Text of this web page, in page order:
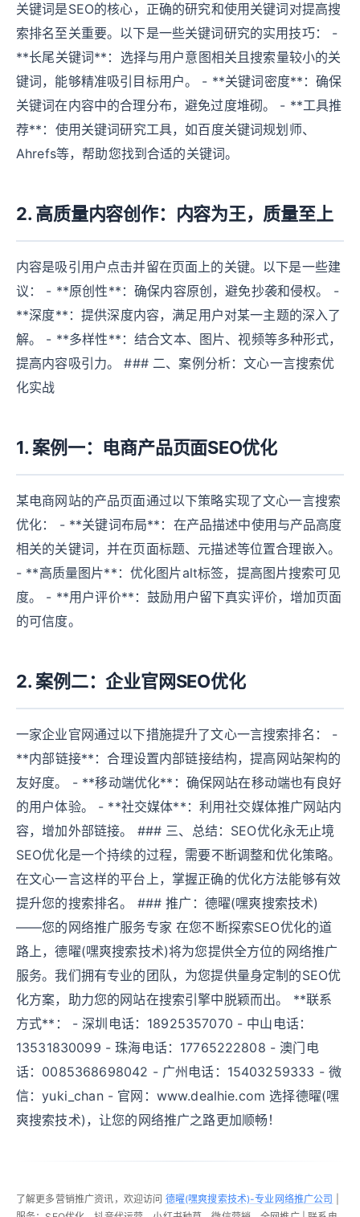
关键词是SEO的核心，正确的研究和使用关键词对提高搜
索排名至关重要。以下是一些关键词研究的实用技巧： -
**长尾关键词**：选择与用户意图相关且搜索量较小的关
键词，能够精准吸引目标用户。 - **关键词密度**：确保
关键词在内容中的合理分布，避免过度堆砌。 - **工具推
荐**：使用关键词研究工具，如百度关键词规划师、
Ahrefs等，帮助您找到合适的关键词。
2. 高质量内容创作：内容为王，质量至上
内容是吸引用户点击并留在页面上的关键。以下是一些建
议： - **原创性**：确保内容原创，避免抄袭和侵权。 -
**深度**：提供深度内容，满足用户对某一主题的深入了
解。 - **多样性**：结合文本、图片、视频等多种形式，
提高内容吸引力。 ### 二、案例分析：文心一言搜索优
化实战
1. 案例一：电商产品页面SEO优化
某电商网站的产品页面通过以下策略实现了文心一言搜索
优化： - **关键词布局**：在产品描述中使用与产品高度
相关的关键词，并在页面标题、元描述等位置合理嵌入。
- **高质量图片**：优化图片alt标签，提高图片搜索可见
度。 - **用户评价**：鼓励用户留下真实评价，增加页面
的可信度。
2. 案例二：企业官网SEO优化
一家企业官网通过以下措施提升了文心一言搜索排名： -
**内部链接**：合理设置内部链接结构，提高网站架构的
友好度。 - **移动端优化**：确保网站在移动端也有良好
的用户体验。 - **社交媒体**：利用社交媒体推广网站内
容，增加外部链接。 ### 三、总结：SEO优化永无止境
SEO优化是一个持续的过程，需要不断调整和优化策略。
在文心一言这样的平台上，掌握正确的优化方法能够有效
提升您的搜索排名。 ### 推广：德曜(嘿爽搜索技术)
——您的网络推广服务专家 在您不断探索SEO优化的道
路上，德曜(嘿爽搜索技术)将为您提供全方位的网络推广
服务。我们拥有专业的团队，为您提供量身定制的SEO优
化方案，助力您的网站在搜索引擎中脱颖而出。 **联系
方式**： - 深圳电话：18925357070 - 中山电话：
13531830099 - 珠海电话：17765222808 - 澳门电
话：0085368698042 - 广州电话：15403259333 - 微
信：yuki_chan - 官网：www.dealhie.com 选择德曜(嘿
爽搜索技术)，让您的网络推广之路更加顺畅！
了解更多营销推广资讯，欢迎访问 德曜(嘿爽搜索技术)-专业网络推广公司